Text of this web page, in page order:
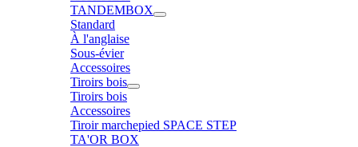
TANDEMBOX
Standard
À l'anglaise
Sous-évier
Accessoires
Tiroirs bois
Tiroirs bois
Accessoires
Tiroir marchepied SPACE STEP
TA'OR BOX